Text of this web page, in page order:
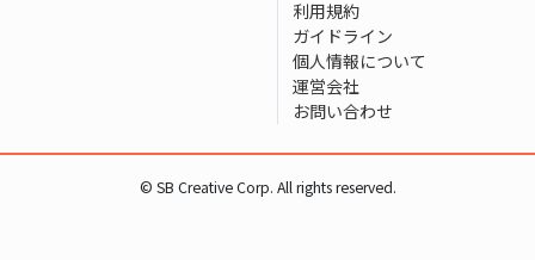
利用規約
ガイドライン
個人情報について
運営会社
お問い合わせ
© SB Creative Corp. All rights reserved.